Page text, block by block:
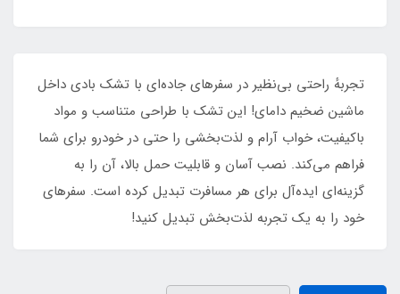
تجربهٔ راحتی بی‌نظیر در سفرهای جاده‌ای با تشک بادی داخل
ماشین ضخیم دامای! این تشک با طراحی متناسب و مواد
باکیفیت، خواب آرام و لذت‌بخشی را حتی در خودرو برای شما
فراهم می‌کند. نصب آسان و قابلیت حمل بالا، آن را به
گزینه‌ای ایده‌آل برای هر مسافرت تبدیل کرده است. سفرهای
خود را به یک تجربه لذت‌بخش تبدیل کنید!